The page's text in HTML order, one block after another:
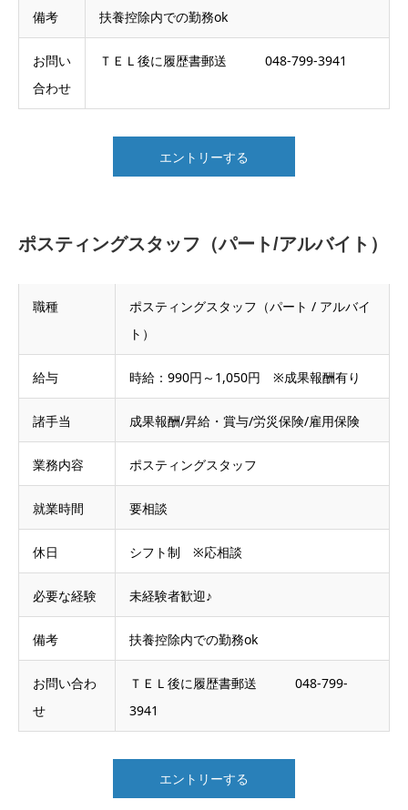
備考 扶養控除内での勤務ok
お問い
合わせ
ＴＥＬ後に履歴書郵送 048-799-3941
エントリーする
ポスティングスタッフ（パート/アルバイト）
職種
ポスティングスタッフ（パート / アルバイ
ト）
給与 時給：990円～1,050円 ※成果報酬有り
諸手当 成果報酬/昇給・賞与/労災保険/雇用保険
業務内容 ポスティングスタッフ
就業時間 要相談
休日 シフト制 ※応相談
必要な経験 未経験者歓迎♪
備考 扶養控除内での勤務ok
お問い合わ
せ
ＴＥＬ後に履歴書郵送 048-799-
3941
エントリーする